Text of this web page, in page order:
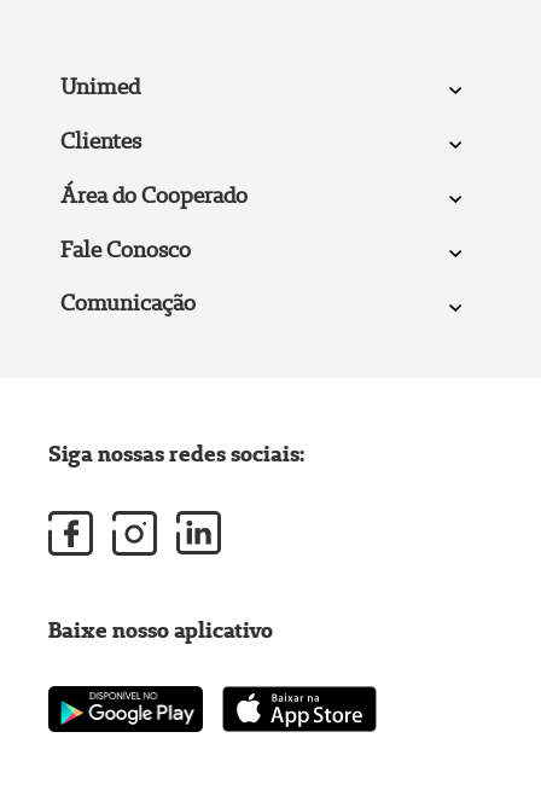
Unimed
Clientes
Área do Cooperado
Fale Conosco
Comunicação
Siga nossas redes sociais:
Baixe nosso aplicativo